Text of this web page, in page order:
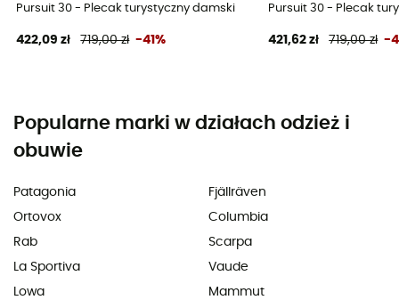
Pursuit 30 - Plecak turystyczny damski
422,09 zł 719,00 zł -41%
Pursuit 30 - Plecak
421,62 zł 719,00 zł -
Popularne marki w działach odzież i
obuwie
Patagonia
Ortovox
Rab
La Sportiva
Lowa
Fjällräven
Columbia
Scarpa
Vaude
Mammut